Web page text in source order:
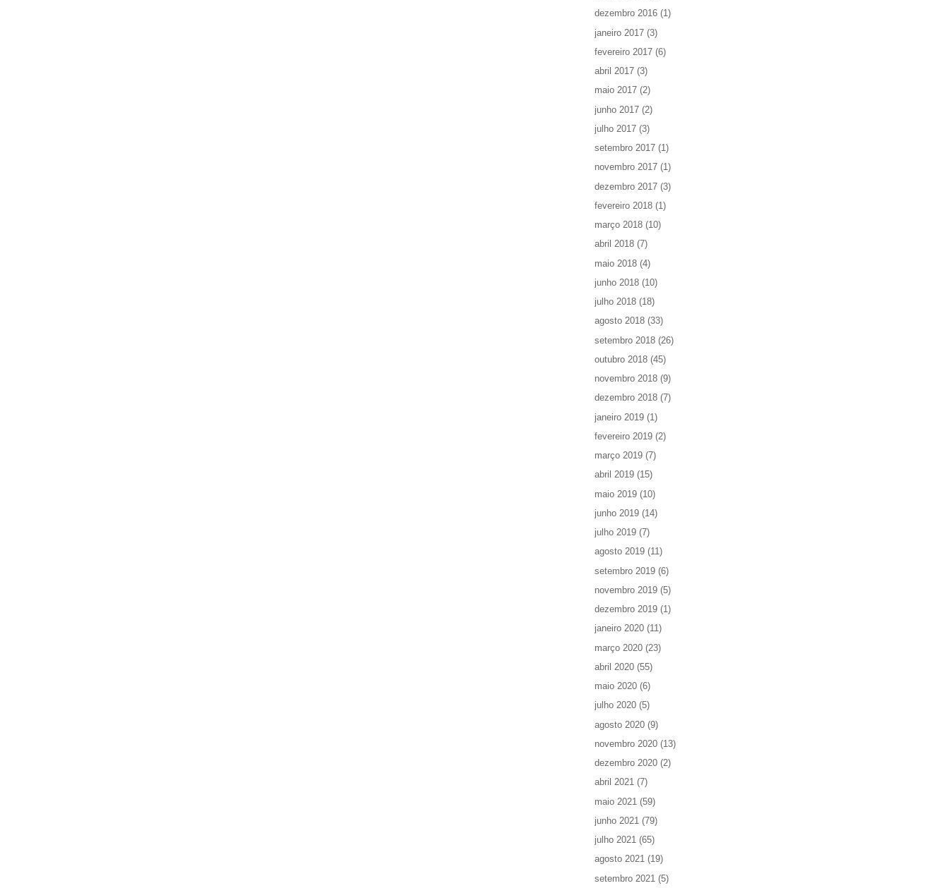
dezembro 2016 (1)
janeiro 2017 (3)
fevereiro 2017 (6)
abril 2017 (3)
maio 2017 (2)
junho 2017 (2)
julho 2017 (3)
setembro 2017 (1)
novembro 2017 (1)
dezembro 2017 (3)
fevereiro 2018 (1)
março 2018 (10)
abril 2018 (7)
maio 2018 (4)
junho 2018 (10)
julho 2018 (18)
agosto 2018 (33)
setembro 2018 (26)
outubro 2018 (45)
novembro 2018 (9)
dezembro 2018 (7)
janeiro 2019 (1)
fevereiro 2019 (2)
março 2019 (7)
abril 2019 (15)
maio 2019 (10)
junho 2019 (14)
julho 2019 (7)
agosto 2019 (11)
setembro 2019 (6)
novembro 2019 (5)
dezembro 2019 (1)
janeiro 2020 (11)
março 2020 (23)
abril 2020 (55)
maio 2020 (6)
julho 2020 (5)
agosto 2020 (9)
novembro 2020 (13)
dezembro 2020 (2)
abril 2021 (7)
maio 2021 (59)
junho 2021 (79)
julho 2021 (65)
agosto 2021 (19)
setembro 2021 (5)